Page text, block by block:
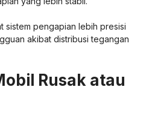
sistem pengapian lebih presisi
akibat distribusi tegangan
Rusak atau